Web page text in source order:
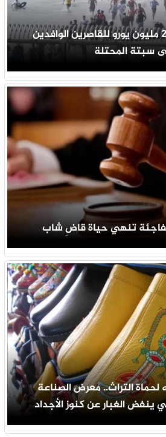
إسبانيا تخصص 25 مليون يورو للقاصرين الوافدين
سبتة المحتلة
تنهي حياة قاضِ شاب
لحماة التراث.. معرض الصناعة
ينفض الغبار عن كنوز الأجداد